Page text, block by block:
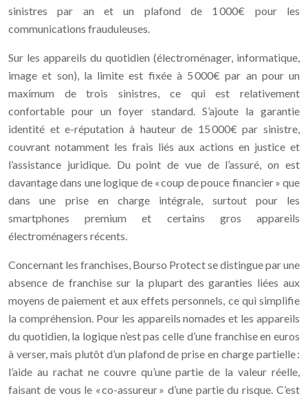
sinistres par an et un plafond de 1 000€ pour les
communications frauduleuses.
Sur les appareils du quotidien (électroménager, informatique,
image et son), la limite est fixée à 5 000€ par an pour un
maximum de trois sinistres, ce qui est relativement
confortable pour un foyer standard. S’ajoute la garantie
identité et e-réputation à hauteur de 15 000€ par sinistre,
couvrant notamment les frais liés aux actions en justice et
l’assistance juridique. Du point de vue de l’assuré, on est
davantage dans une logique de « coup de pouce financier » que
dans une prise en charge intégrale, surtout pour les
smartphones premium et certains gros appareils
électroménagers récents.
Concernant les franchises, Bourso Protect se distingue par une
absence de franchise sur la plupart des garanties liées aux
moyens de paiement et aux effets personnels, ce qui simplifie
la compréhension. Pour les appareils nomades et les appareils
du quotidien, la logique n’est pas celle d’une franchise en euros
à verser, mais plutôt d’un plafond de prise en charge partielle :
l’aide au rachat ne couvre qu’une partie de la valeur réelle,
faisant de vous le « co-assureur » d’une partie du risque. C’est